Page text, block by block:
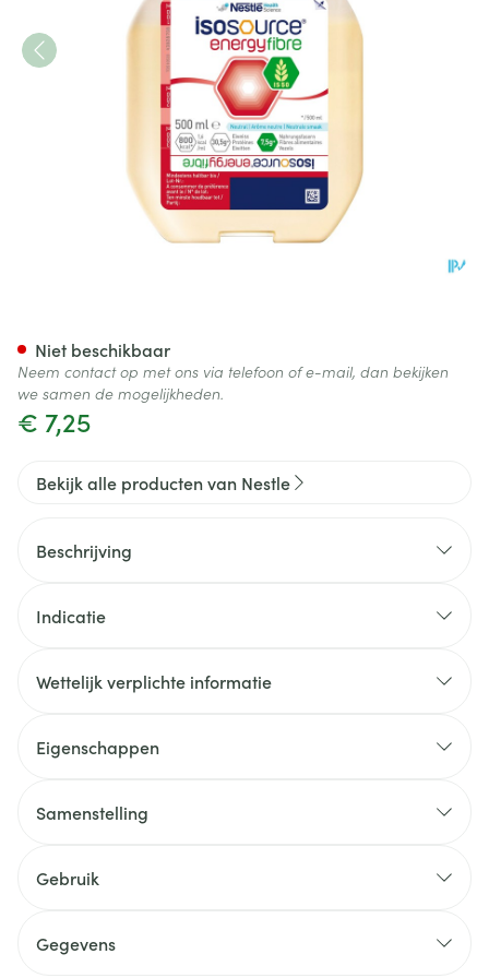
€ 7,25
Niet beschikbaar
Neem contact op met ons via telefoon of e-mail, dan bekijken
we samen de mogelijkheden.
Bekijk alle producten van Nestle
Beschrijving
Indicatie
Wettelijk verplichte informatie
Eigenschappen
Samenstelling
Gebruik
Gegevens